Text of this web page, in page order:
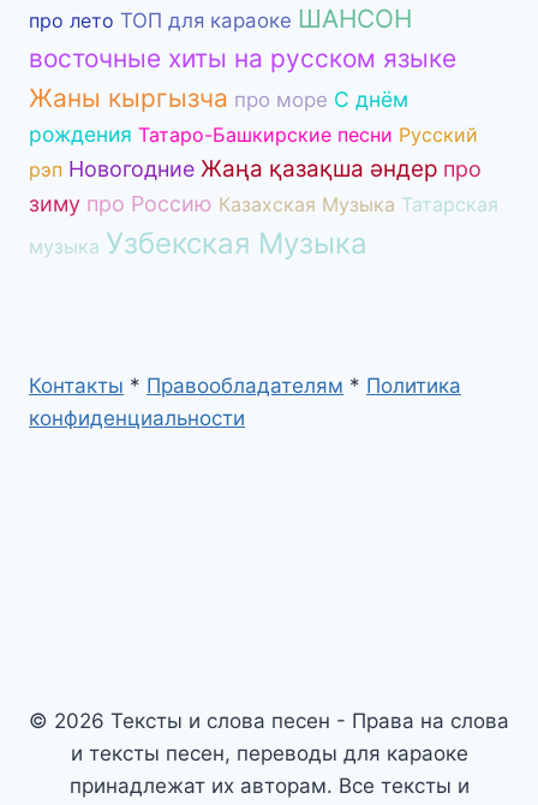
про лето ТОП для караоке ШАНСОН
восточные хиты на русском языке
Жаны кыргызча про море С днём
рождения Татаро-Башкирские песни Русский
рэп Новогодние Жаңа қазақша әндер про
зиму про Россию Казахская Музыка Татарская
музыка Узбекская Музыка
Контакты * Правообладателям * Политика
конфиденциальности
© 2026 Тексты и слова песен - Права на слова
и тексты песен, переводы для караоке
принадлежат их авторам. Все тексты и